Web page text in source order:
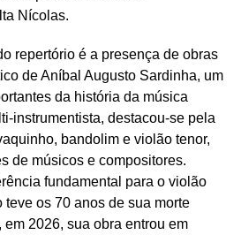
Nícolas.
repertório é a presença de obras
de Aníbal Augusto Sardinha, um
da história da música
instrumentista, destacou-se pela
bandolim e violão tenor,
de músicos e compositores.
fundamental para o violão
teve os 70 anos de sua morte
em 2026, sua obra entrou em